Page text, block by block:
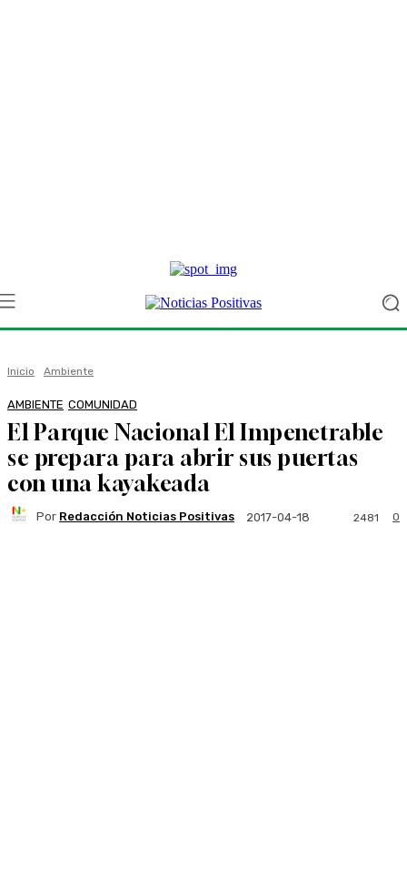
Inicio Ambiente
AMBIENTE COMUNIDAD
El Parque Nacional El Impenetrable
se prepara para abrir sus puertas
con una kayakeada
Por Redacción Noticias Positivas 2017-04-18 0
2481